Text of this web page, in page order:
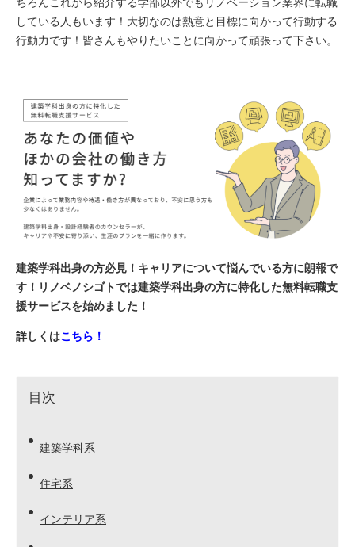
ちろんこれから紹介する学部以外でもリノベーション業界に転職
している人もいます！ 大切なのは熱意と目標に向かって行動する
行動力です！皆さんもやりたいことに向かって頑張って下さい。
建築学科出身の方必見！キャリアについて悩んでいる方に朗報で
す！リノベノシゴトでは建築学科出身の方に特化した無料転職支
援サービスを始めました！
詳しくはこちら！
目次
建築学科系
住宅系
インテリア系